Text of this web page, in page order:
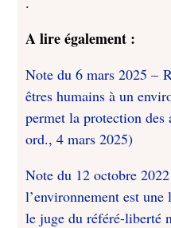
A lire également :
Note du 6 mars 2025 –
êtres humains à un
permet la protection
ord., 4 mars 2025)
Note du 12 octobre
l’environnement est
le juge du référé-liberté